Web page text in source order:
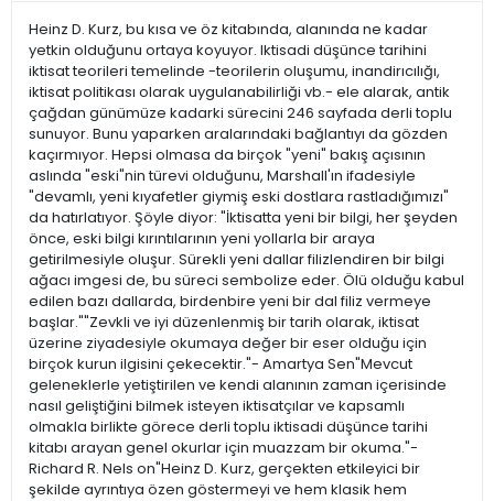
Heinz D. Kurz, bu kısa ve öz kitabında, alanında ne kadar
yetkin olduğunu ortaya koyuyor. Iktisadi düşünce tarihini
iktisat teorileri temelinde -teorilerin oluşumu, inandirıcılığı,
iktisat politikası olarak uygulanabilirliği vb.- ele alarak, antik
çağdan günümüze kadarki sürecini 246 sayfada derli toplu
sunuyor. Bunu yaparken aralarındaki bağlantıyı da gözden
kaçırmıyor. Hepsi olmasa da birçok "yeni" bakış açısının
aslında "eski"nin türevi olduğunu, Marshall'ın ifadesiyle
"devamlı, yeni kıyafetler giymiş eski dostlara rastladığımızı"
da hatırlatıyor. Şöyle diyor: "İktisatta yeni bir bilgi, her şeyden
önce, eski bilgi kırıntılarının yeni yollarla bir araya
getirilmesiyle oluşur. Sürekli yeni dallar filizlendiren bir bilgi
ağacı imgesi de, bu süreci sembolize eder. Ölü olduğu kabul
edilen bazı dallarda, birdenbire yeni bir dal filiz vermeye
başlar.""Zevkli ve iyi düzenlenmiş bir tarih olarak, iktisat
üzerine ziyadesiyle okumaya değer bir eser olduğu için
birçok kurun ilgisini çekecektir."- Amartya Sen"Mevcut
geleneklerle yetiştirilen ve kendi alanının zaman içerisinde
nasıl geliştiğini bilmek isteyen iktisatçılar ve kapsamlı
olmakla birlikte görece derli toplu iktisadi düşünce tarihi
kitabı arayan genel okurlar için muazzam bir okuma."-
Richard R. Nels on"Heinz D. Kurz, gerçekten etkileyici bir
şekilde ayrıntıya özen göstermeyi ve hem klasik hem